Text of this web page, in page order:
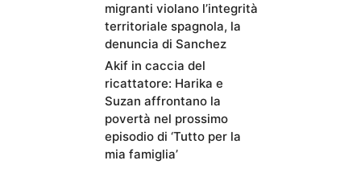
migranti violano l’integrità
territoriale spagnola, la
denuncia di Sanchez
Akif in caccia del
ricattatore: Harika e
Suzan affrontano la
povertà nel prossimo
episodio di ‘Tutto per la
mia famiglia’